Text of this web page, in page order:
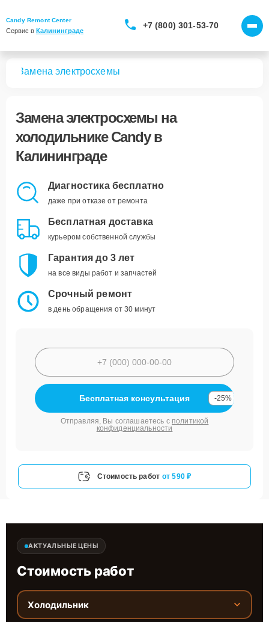
Candy Remont Center
Сервис в Калининграде
+7 (800) 301-53-70
Замена электросхемы
Замена электросхемы на
холодильнике Candy в
Калининграде
Диагностика бесплатно
даже при отказе от ремонта
Бесплатная доставка
курьером собственной службы
Гарантия до 3 лет
на все виды работ и запчастей
Срочный ремонт
в день обращения от 30 минут
Бесплатная консультация -25%
Отправляя, Вы соглашаетесь с политикой
конфиденциальности
Стоимость работ от 590 ₽
АКТУАЛЬНЫЕ ЦЕНЫ
Стоимость работ
Холодильник